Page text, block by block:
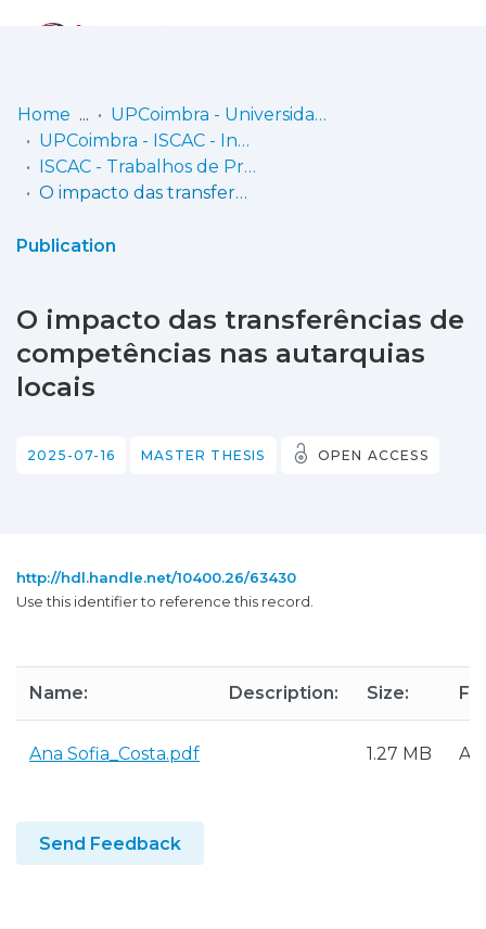
Communities
& Collections
Statistics
Home
UPCoimbra - Universidade Politécnica de Coimbra
UPCoimbra - ISCAC - Instituto Superior de Contabilidade e Administração de Coimbra
ISCAC - Trabalhos de Projeto | Relatórios de Estágio
O impacto das transferências de competências nas autarquias locais
Publication
O impacto das transferências de
competências nas autarquias
locais
2025-07-16 MASTER THESIS OPEN ACCESS
http://hdl.handle.net/10400.26/63430
Use this identifier to reference this record.
Name: Description: Size:
Ana Sofia_Costa.pdf 1.27 MB
Send Feedback